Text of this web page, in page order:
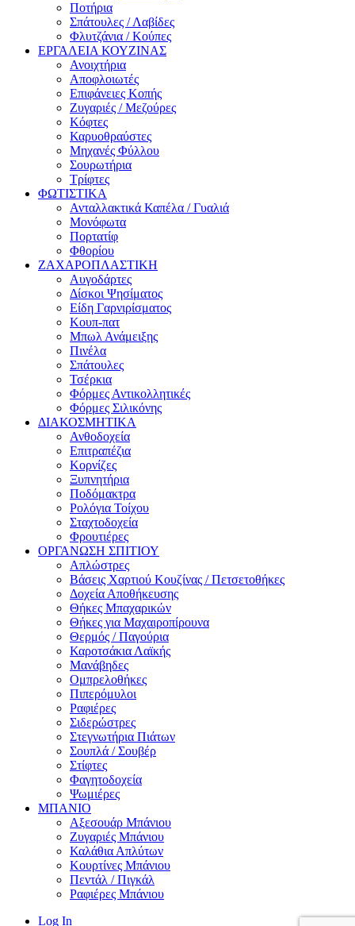
Ποτήρια
Σπάτουλες / Λαβίδες
Φλυτζάνια / Κούπες
ΕΡΓΑΛΕΙΑ ΚΟΥΖΙΝΑΣ
Ανοιχτήρια
Αποφλοιωτές
Επιφάνειες Κοπής
Ζυγαριές / Μεζούρες
Κόφτες
Καρυοθραύστες
Μηχανές Φύλλου
Σουρωτήρια
Τρίφτες
ΦΩΤΙΣΤΙΚΑ
Ανταλλακτικά Καπέλα / Γυαλιά
Μονόφωτα
Πορτατίφ
Φθορίου
ΖΑΧΑΡΟΠΛΑΣΤΙΚΗ
Αυγοδάρτες
Δίσκοι Ψησίματος
Είδη Γαρνιρίσματος
Κουπ-πατ
Μπωλ Ανάμειξης
Πινέλα
Σπάτουλες
Τσέρκια
Φόρμες Αντικολλητικές
Φόρμες Σιλικόνης
ΔΙΑΚΟΣΜΗΤΙΚΑ
Ανθοδοχεία
Επιτραπέζια
Κορνίζες
Ξυπνητήρια
Ποδόμακτρα
Ρολόγια Τοίχου
Σταχτοδοχεία
Φρουτιέρες
ΟΡΓΑΝΩΣΗ ΣΠΙΤΙΟΥ
Απλώστρες
Βάσεις Χαρτιού Κουζίνας / Πετσετοθήκες
Δοχεία Αποθήκευσης
Θήκες Μπαχαρικών
Θήκες για Μαχαιροπίρουνα
Θερμός / Παγούρια
Καροτσάκια Λαϊκής
Μανάβηδες
Ομπρελοθήκες
Πιπερόμυλοι
Ραφιέρες
Σιδερώστρες
Στεγνωτήρια Πιάτων
Σουπλά / Σουβέρ
Στίφτες
Φαγητοδοχεία
Ψωμιέρες
ΜΠΑΝΙΟ
Αξεσουάρ Μπάνιου
Ζυγαριές Μπάνιου
Καλάθια Απλύτων
Κουρτίνες Μπάνιου
Πεντάλ / Πιγκάλ
Ραφιέρες Μπάνιου
Log In